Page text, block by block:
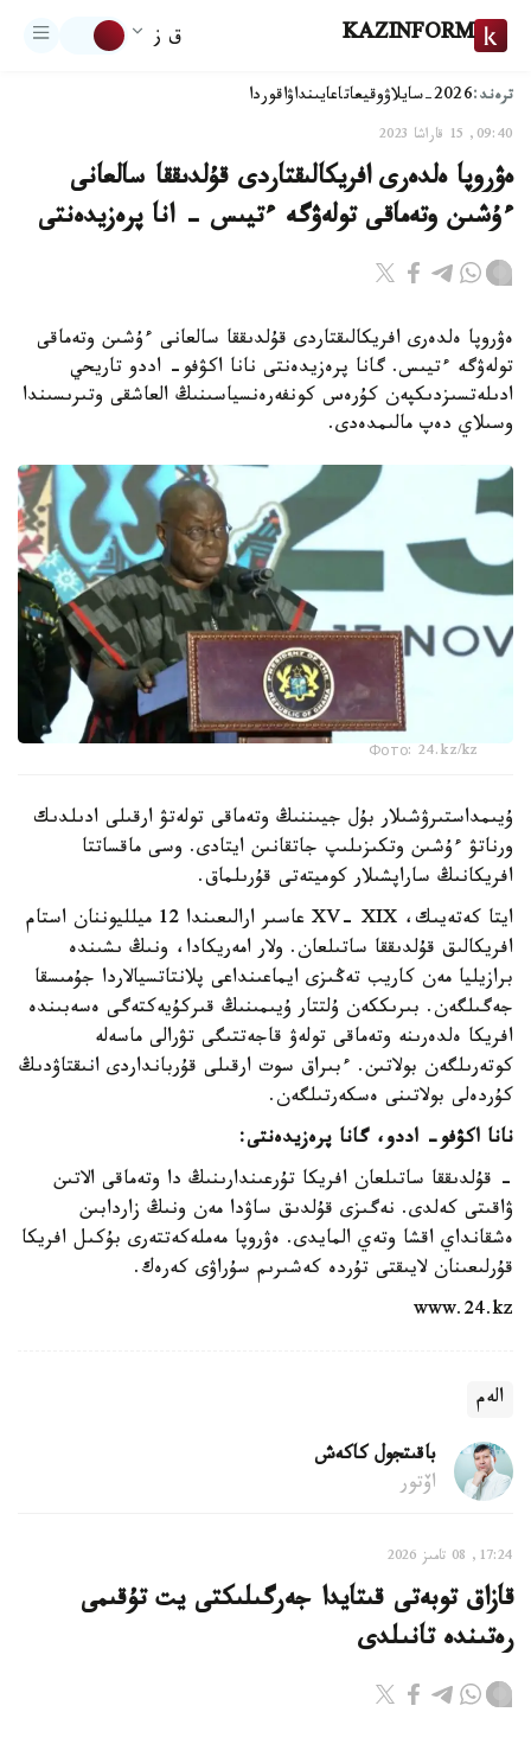
KAZINFORM ق ز
ترەند:2026-سايلاۋ وقيعاتاعايىنداۋاقوردا
09:40, 15 قاراشا 2023
ەۋروپا ەلدەرى افريكالىقتاردى قۇلدىققا سالعانى
ءۇشىن وتەماقى تولەۋگە ءتيىس - انا پرەزيدەنتى
ەۋروپا ەلدەرى افريكالىقتاردى قۇلدىققا سالعانى ءۇشىن وتەماقى
تولەۋگە ءتيىس. گانا پرەزيدەنتى نانا اكۋفو- اددو تاريحي
ادىلەتسىزدىكپەن كۇرەس كونفەرەنسياسىنىڭ العاشقى وتىرىسىندا
وسىلاي دەپ مالىمدەدى.
Фото: 24.kz/kz
ۇيىمداستىرۋشىلار بۇل جيىننىڭ وتەماقى تولەتۋ ارقىلى ادىلدىك
ورناتۋ ءۇشىن وتكىزىلىپ جاتقانىن ايتادى. وسى ماقساتتا
افريكانىڭ ساراپشىلار كوميتەتى قۇرىلماق.
ايتا كەتەيىك، XV- XIX عاسىر ارالىعىندا 12 ميلليوننان استام
افريكالىق قۇلدىققا ساتىلعان. ولار امەريكادا، ونىڭ ىشىندە
برازيليا مەن كاريب تەڭىزى ايماعىنداعى پلانتاتسيالاردا جۇمىسقا
جەگىلگەن. بىرىككەن ۇلتتار ۇيىمىنىڭ قىركۇيەكتەگى ەسەبىندە
افريكا ەلدەرىنە وتەماقى تولەۋ قاجەتتىگى تۋرالى ماسەلە
كوتەرىلگەن بولاتىن. ءبىراق سوت ارقىلى قۇربانداردى انىقتاۋدىڭ
كۇردەلى بولاتىنى ەسكەرتىلگەن.
نانا اكۋفو- اددو، گانا پرەزيدەنتى:
- قۇلدىققا ساتىلعان افريكا تۇرعىندارىنىڭ دا وتەماقى الاتىن
ۋاقىتى كەلدى. نەگىزى قۇلدىق ساۋدا مەن ونىڭ زاردابىن
ەشقانداي اقشا وتەي المايدى. ەۋروپا مەملەكەتتەرى بۇكىل افريكا
قۇرلىعىنان لايىقتى تۇردە كەشىرىم سۇراۋى كەرەك.
www.24.kz
الەم
باقىتجول كاكەش
اۆتور
17:24, 08 تامىز 2026
قازاق توبەتى قىتايدا جەرگىلىكتى يت تۇقىمى
رەتىندە تانىلدى